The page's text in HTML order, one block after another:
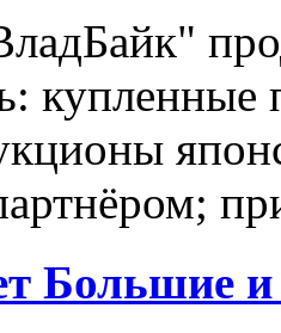
купленные
Большие